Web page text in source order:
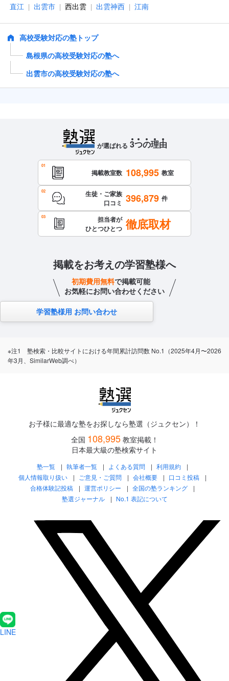
直江 | 出雲市 | 西出雲 | 出雲神西 | 江南
高校受験対応の塾トップ
島根県の高校受験対応の塾へ
出雲市の高校受験対応の塾へ
が選ばれる 3つの理由
掲載教室数 108,995 教室
生徒・ご家族
口コミ 396,879 件
担当者が
ひとつひとつ 徹底取材
掲載をお考えの学習塾様へ
初期費用無料で掲載可能
お気軽にお問い合わせください
学習塾様用 お問い合わせ
※注1 塾検索・比較サイトにおける年間累計訪問数 No.1（2025年4月〜2026
年3月、SimilarWeb調べ）
お子様に最適な塾をお探しなら塾選（ジュクセン）！
全国 108,995 教室掲載！
日本最大級の塾検索サイト
塾一覧 執筆者一覧 よくある質問
利用規約
個人情報取り扱い
ご意見・ご質問 会社概要
口コミ投稿
合格体験記投稿
運営ポリシー
全国の塾ランキング
塾選ジャーナル
No.1 表記について
LINE